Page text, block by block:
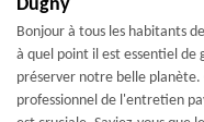
Dugny
Bonjour à tous les habitants
à quel point il est essentiel
préserver notre belle planète.
professionnel de l'entretien